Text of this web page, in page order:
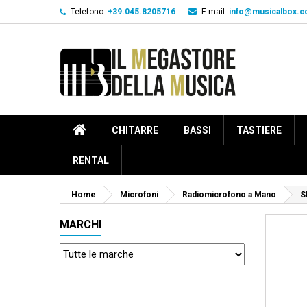
Telefono: +39.045.8205716 E-mail:
CHITARRE BASSI TASTIERE
RENTAL
Home Microfoni Radiomicrofono a Mano
MARCHI